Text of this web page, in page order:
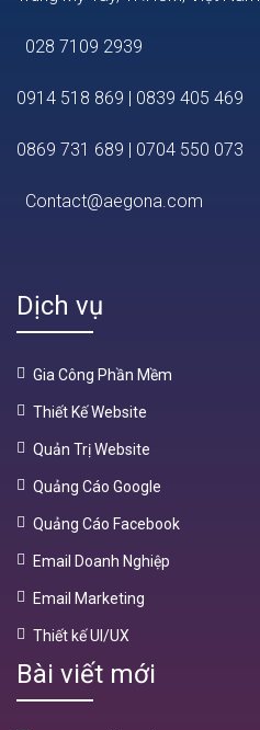
028 7109 2939
0914 518 869 | 0839 405 469
0869 731 689 | 0704 550 073
Contact@aegona.com
Dịch vụ
Gia Công Phần Mềm
Thiết Kế Website
Quản Trị Website
Quảng Cáo Google
Quảng Cáo Facebook
Email Doanh Nghiệp
Email Marketing
Thiết kế UI/UX
Bài viết mới